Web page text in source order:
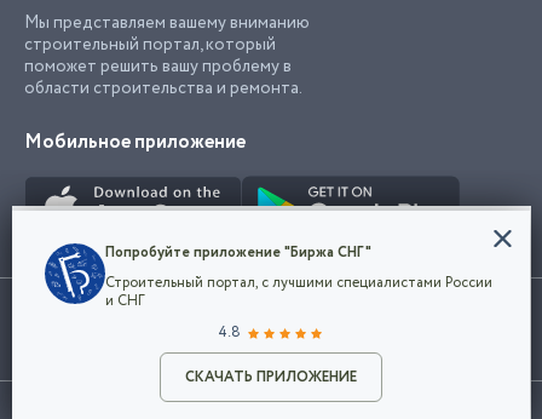
Разместить объявление
Мы представляем вашему вниманию
строительный портал, который
поможет решить вашу проблему в
области строительства и ремонта.
Мобильное приложение
Использование сайта, в том числе подача объявлений, означает
марки представленные на сайте являются собственностью их
©2026Биржа СНГ
Конфиденциальность
Мы используем файлы cookie, чтобы сделать
наш сайт удобным для каждого
Политикой конфиденциальности компании
и принимаете условия использования cookie.
Попробуйте приложение "Биржа СНГ"
Строительный портал, с лучшими специалистами России
и СНГ
4.8
СКАЧАТЬ ПРИЛОЖЕНИЕ